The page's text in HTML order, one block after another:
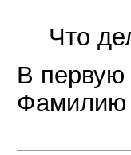
Что
В первую
Фамилию